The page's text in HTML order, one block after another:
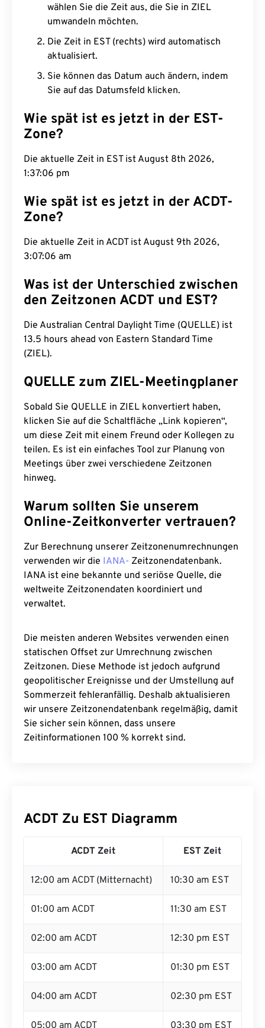
wählen Sie die Zeit aus, die Sie in ZIEL
umwandeln möchten.
Die Zeit in EST (rechts) wird automatisch
aktualisiert.
Sie können das Datum auch ändern, indem
Sie auf das Datumsfeld klicken.
Wie spät ist es jetzt in der EST-
Zone?
Die aktuelle Zeit in EST ist August 8th 2026,
1:37:07 pm
Wie spät ist es jetzt in der ACDT-
Zone?
Die aktuelle Zeit in ACDT ist August 9th 2026,
3:07:07 am
Was ist der Unterschied zwischen
den Zeitzonen ACDT und EST?
Die Australian Central Daylight Time (QUELLE) ist
13.5 hours ahead von Eastern Standard Time
(ZIEL).
QUELLE zum ZIEL-Meetingplaner
Sobald Sie QUELLE in ZIEL konvertiert haben,
klicken Sie auf die Schaltfläche „Link kopieren“,
um diese Zeit mit einem Freund oder Kollegen zu
teilen. Es ist ein einfaches Tool zur Planung von
Meetings über zwei verschiedene Zeitzonen
hinweg.
Warum sollten Sie unserem
Online-Zeitkonverter vertrauen?
Zur Berechnung unserer Zeitzonenumrechnungen
verwenden wir die IANA- Zeitzonendatenbank.
IANA ist eine bekannte und seriöse Quelle, die
weltweite Zeitzonendaten koordiniert und
verwaltet.
Die meisten anderen Websites verwenden einen
statischen Offset zur Umrechnung zwischen
Zeitzonen. Diese Methode ist jedoch aufgrund
geopolitischer Ereignisse und der Umstellung auf
Sommerzeit fehleranfällig. Deshalb aktualisieren
wir unsere Zeitzonendatenbank regelmäßig, damit
Sie sicher sein können, dass unsere
Zeitinformationen 100 % korrekt sind.
ACDT Zu EST Diagramm
ACDT Zeit EST Zeit
12:00 am ACDT (Mitternacht) 10:30 am EST
01:00 am ACDT 11:30 am EST
02:00 am ACDT 12:30 pm EST
03:00 am ACDT 01:30 pm EST
04:00 am ACDT 02:30 pm EST
05:00 am ACDT 03:30 pm EST